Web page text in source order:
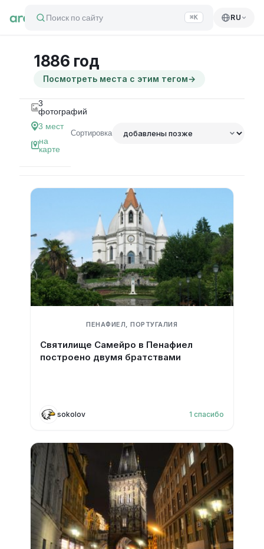
Поиск по сайту ⌘K RU
1886 год
Посмотреть места с этим тегом→
3
фотографий
3 мест
на
карте
Сортировка
ПЕНАФИЕЛ, ПОРТУГАЛИЯ
Святилище Самейро в Пенафиел
построено двумя братствами
sokolov 1 спасибо